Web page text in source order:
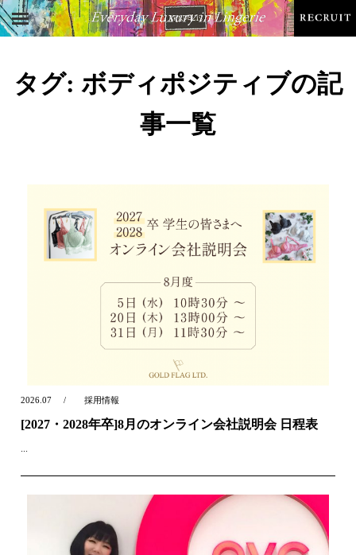
タグ: ボディポジティブの記
事一覧
2026.07 採用情報
[2027・2028年卒]8月のオンライン会社説明会 日程表
...